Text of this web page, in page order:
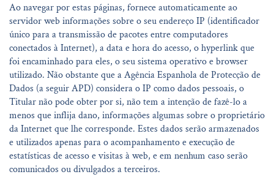
Ao navegar por estas páginas, fornece automaticamente ao
servidor web informações sobre o seu endereço IP (identificador
único para a transmissão de pacotes entre computadores
conectados à Internet), a data e hora do acesso, o hyperlink que
foi encaminhado para eles, o seu sistema operativo e browser
utilizado. Não obstante que a Agência Espanhola de Protecção de
Dados (a seguir APD) considera o IP como dados pessoais, o
Titular não pode obter por si, não tem a intenção de fazê-lo a
menos que inflija dano, informações algumas sobre o proprietário
da Internet que lhe corresponde. Estes dados serão armazenados
e utilizados apenas para o acompanhamento e execução de
estatísticas de acesso e visitas à web, e em nenhum caso serão
comunicados ou divulgados a terceiros.